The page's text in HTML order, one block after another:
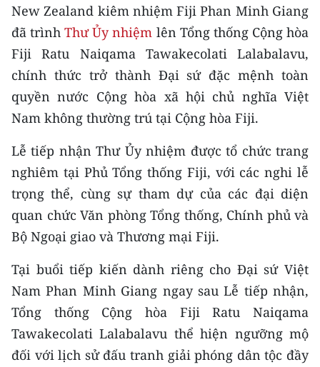
54 DÂN TỘC VIỆT NAM
CHƯƠNG TRÌNH OCOP - MỖI XÃ
MEDIA CENTER
E-Magazine
Video
Media Chính trị
Media Kinh tế
Media Văn hóa
Media Xã hội
New Zealand kiêm nhiệm Fiji Phan Minh Giang
đã trìnhThư Ủy nhiệm lên Tổng thống Cộng hòa
Fiji Ratu Naiqama Tawakecolati Lalabalavu,
chính thức trở thành Đại sứ đặc mệnh toàn
quyền nước Cộng hòa xã hội chủ nghĩa Việt
Nam không thường trú tại Cộng hòa Fiji.
Lễ tiếp nhận Thư Ủy nhiệm được tổ chức trang
nghiêm tại Phủ Tổng thống Fiji, với các nghi lễ
trọng thể, cùng sự tham dự của các đại diện
quan chức Văn phòng Tổng thống, Chính phủ và
Bộ Ngoại giao và Thương mại Fiji.
Tại buổi tiếp kiến dành riêng cho Đại sứ Việt
Nam Phan Minh Giang ngay sau Lễ tiếp nhận,
Tổng thống Cộng hòa Fiji Ratu Naiqama
Tawakecolati Lalabalavu thể hiện ngưỡng mộ
đối với lịch sử đấu tranh giải phóng dân tộc đầy